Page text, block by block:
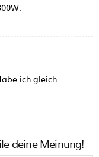
ich gleich
deine Meinung!